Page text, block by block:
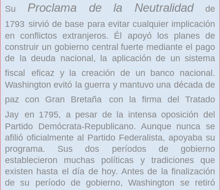
Su
Proclama de la Neutralidad
de
1793 sirvió de base para evitar cualquier implicación
en conflictos extranjeros. Él apoyó los planes de
construir un gobierno central fuerte mediante el pago
de la deuda nacional, la aplicación de un sistema
fiscal
eficaz y la creación de un banco nacional.
Washington evitó la guerra y mantuvo una década de
paz con Gran Bretaña
con la firma del Tratado
Jay
en 1795, a pesar de la intensa oposición del
Partido Demócrata-Republicano. Aunque nunca se
afilió oficialmente al Partido Federalista, apoyaba su
programa. Sus dos períodos de gobierno
establecieron muchas políticas y tradiciones que
existen hasta el día de hoy. Antes de la finalización
de su período de gobierno, Washington se retiró